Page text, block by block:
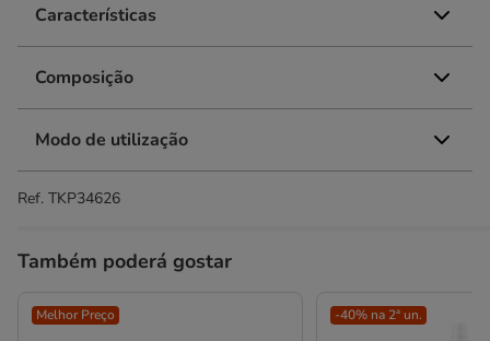
Características
Composição
Modo de utilização
Ref. TKP34626
Também poderá gostar
Melhor Preço -40% na 2ª un.